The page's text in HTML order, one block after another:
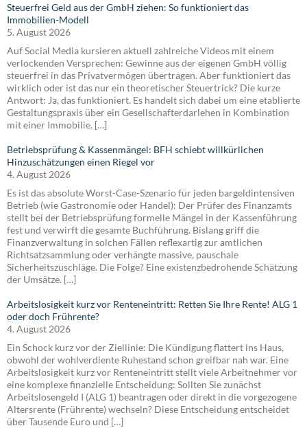
Steuerfrei Geld aus der GmbH ziehen: So funktioniert das
Immobilien-Modell
5. August 2026
Auf Social Media kursieren aktuell zahlreiche Videos mit einem
verlockenden Versprechen: Gewinne aus der eigenen GmbH völlig
steuerfrei in das Privatvermögen übertragen. Aber funktioniert das
wirklich oder ist das nur ein theoretischer Steuertrick? Die kurze
Antwort: Ja, das funktioniert. Es handelt sich dabei um eine etablierte
Gestaltungspraxis über ein Gesellschafterdarlehen in Kombination
mit einer Immobilie. […]
Betriebsprüfung & Kassenmängel: BFH schiebt willkürlichen
Hinzuschätzungen einen Riegel vor
4. August 2026
Es ist das absolute Worst-Case-Szenario für jeden bargeldintensiven
Betrieb (wie Gastronomie oder Handel): Der Prüfer des Finanzamts
stellt bei der Betriebsprüfung formelle Mängel in der Kassenführung
fest und verwirft die gesamte Buchführung. Bislang griff die
Finanzverwaltung in solchen Fällen reflexartig zur amtlichen
Richtsatzsammlung oder verhängte massive, pauschale
Sicherheitszuschläge. Die Folge? Eine existenzbedrohende Schätzung
der Umsätze. […]
Arbeitslosigkeit kurz vor Renteneintritt: Retten Sie Ihre Rente! ALG 1
oder doch Frührente?
4. August 2026
Ein Schock kurz vor der Ziellinie: Die Kündigung flattert ins Haus,
obwohl der wohlverdiente Ruhestand schon greifbar nah war. Eine
Arbeitslosigkeit kurz vor Renteneintritt stellt viele Arbeitnehmer vor
eine komplexe finanzielle Entscheidung: Sollten Sie zunächst
Arbeitslosengeld I (ALG 1) beantragen oder direkt in die vorgezogene
Altersrente (Frührente) wechseln? Diese Entscheidung entscheidet
über Tausende Euro und […]